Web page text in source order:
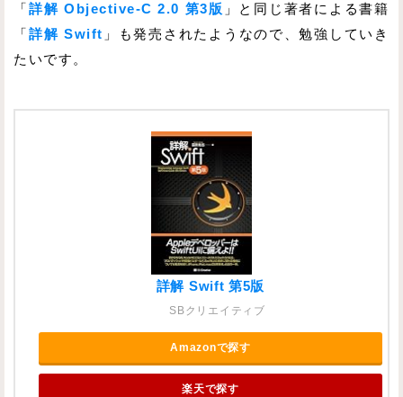
「詳解 Objective-C 2.0 第3版 」と同じ著者による書籍
「詳解 Swift 」も発売されたようなので、勉強していき
たいです。
詳解 Swift 第5版
SBクリエイティブ
Amazonで探す
楽天で探す